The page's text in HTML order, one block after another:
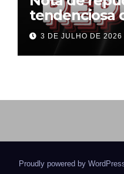
tendenciosa
sobre o fim
3 DE JULHO DE 2026
Proudly powered by